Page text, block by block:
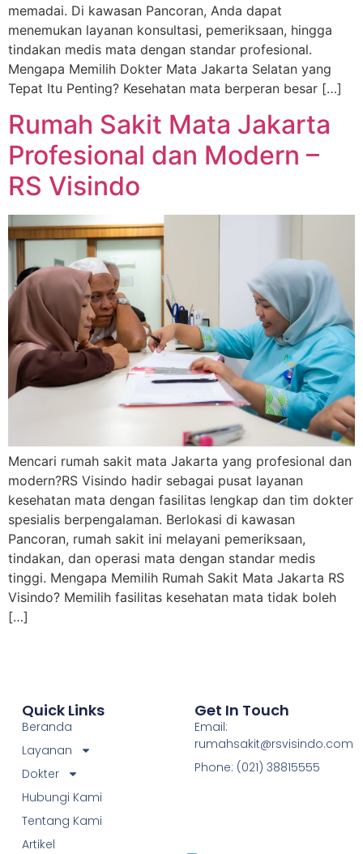
memadai. Di kawasan Pancoran, Anda dapat
menemukan layanan konsultasi, pemeriksaan, hingga
tindakan medis mata dengan standar profesional.
Mengapa Memilih Dokter Mata Jakarta Selatan yang
Tepat Itu Penting? Kesehatan mata berperan besar […]
Rumah Sakit Mata Jakarta
Profesional dan Modern –
RS Visindo
Mencari rumah sakit mata Jakarta yang profesional dan
modern?RS Visindo hadir sebagai pusat layanan
kesehatan mata dengan fasilitas lengkap dan tim dokter
spesialis berpengalaman. Berlokasi di kawasan
Pancoran, rumah sakit ini melayani pemeriksaan,
tindakan, dan operasi mata dengan standar medis
tinggi. Mengapa Memilih Rumah Sakit Mata Jakarta RS
Visindo? Memilih fasilitas kesehatan mata tidak boleh
[…]
Quick Links
Beranda
Layanan
Dokter
Hubungi Kami
Tentang Kami
Artikel
Get In Touch
Email:
rumahsakit@rsvisindo.com
Phone: (021) 38815555